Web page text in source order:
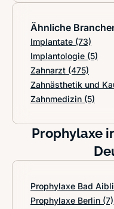
Ähnliche
Implantate (73)
Implantologie (5)
Zahnarzt (475)
Zahnästhetik und
Zahnmedizin (5)
Prophylaxe
Prophylaxe Bad
Prophylaxe Berlin (7)